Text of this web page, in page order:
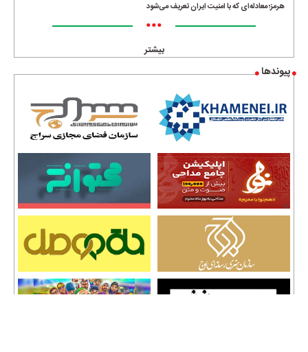
هرمز؛ معادله‌ای که با امنیت ایران تعریف می‌شود
•••
بیشتر
پیوندها